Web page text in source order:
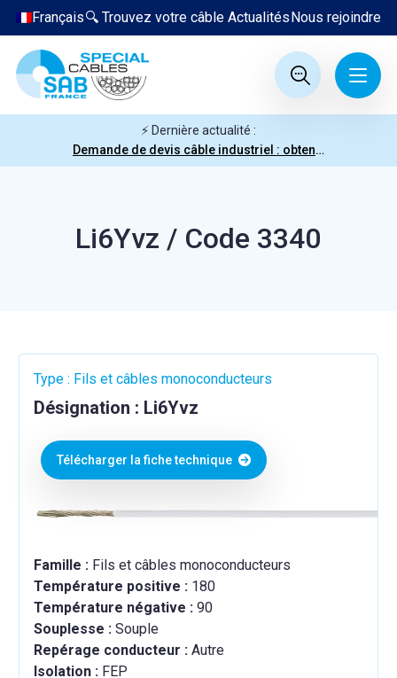
Nous rejoindre
Actualités
🔍 Trouvez votre câble
Français
⚡ Dernière actualité :
Demande de devis câble industriel : obtenez votre prix en quelques clics
Li6Yvz / Code 3340
Type : Fils et câbles monoconducteurs
Désignation : Li6Yvz
Télécharger la fiche technique
Famille : Fils et câbles monoconducteurs
Température positive : 180
Température négative : 90
Souplesse : Souple
Repérage conducteur : Autre
Isolation : FEP